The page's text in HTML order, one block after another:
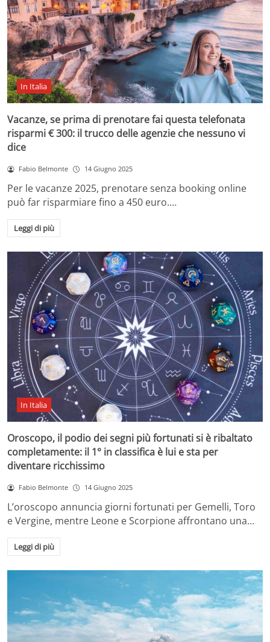
In Italia
Vacanze, se prima di prenotare fai questa telefonata
risparmi € 300: il trucco delle agenzie che nessuno vi
dice
Fabio Belmonte 14 Giugno 2025
Per le vacanze 2025, prenotare senza booking online
può far risparmiare fino a 450 euro.…
Leggi di più
In Italia
Oroscopo, il podio dei segni più fortunati si è ribaltato
completamente: il 1° in classifica è lui e sta per
diventare ricchissimo
Fabio Belmonte 14 Giugno 2025
L’oroscopo annuncia giorni fortunati per Gemelli, Toro
e Vergine, mentre Leone e Scorpione affrontano una…
Leggi di più